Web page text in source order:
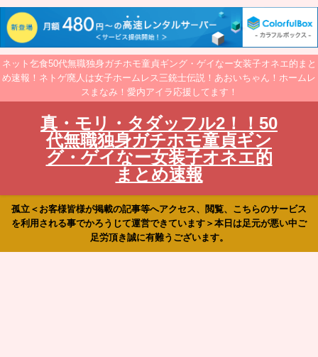
ネット乞食50代無職独身ガチホモ童貞ギング・ゲイなー女装子オネエ的まと
め速報！ネトゲ廃人は女子ホームレス三銃士伝説！あおいちゃん！ホームレ
スまなみ！愛内アイラ応援してます！
真・モリ・タダッフル2！！50
代無職独身ガチホモ童貞ギン
グ・ゲイなー女装子オネエ的
まとめ速報
孤立＜お客様皆様が掲載の記事等へアクセス、閲覧、こちらのサービス
を利用される事でかろうじて運営できています＞本日は足元が悪い中ご
足労頂き誠に有難うございます。